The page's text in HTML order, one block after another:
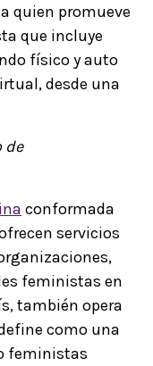
quien promueve
que incluye
físico y auto
desde una
de
conformada
servicios
feministas en
también opera
como una
feministas